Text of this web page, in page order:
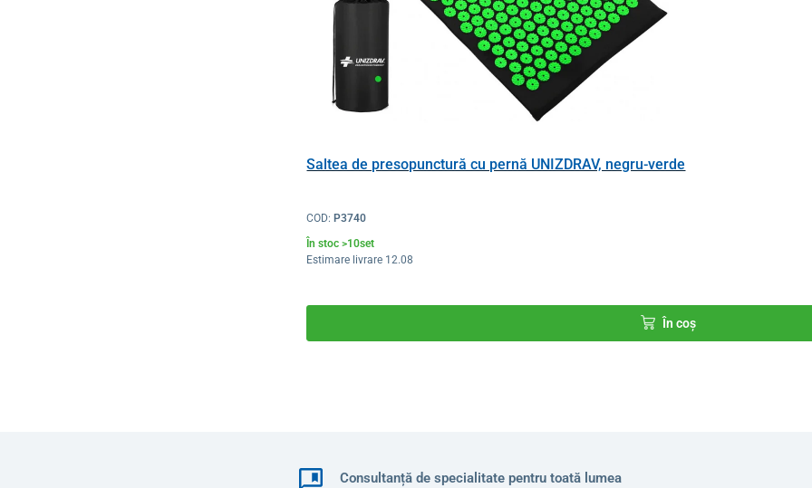
Saltea de presopunctură cu pernă UNIZDRAV, negru-verde
COD: P3740
În stoc >10set
Estimare livrare 12.08
În coș
Consultanță de specialitate pentru toată lumea